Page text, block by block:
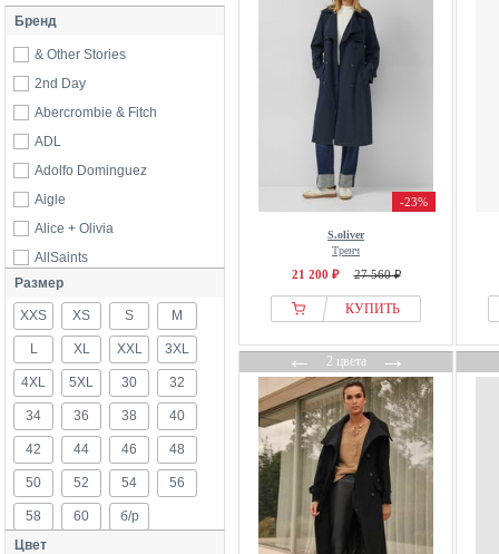
Бренд
& Other Stories
2nd Day
Abercrombie & Fitch
ADL
Adolfo Dominguez
Aigle
Alice + Olivia
AllSaints
Alma En Pena
America Today
ANINE BING
Anna Field
Another Cotton Lab
Apple Of Eden
ARKET
B.Young
Balmohk
Barbour
Размер
XXS XS S M
L XL XXL 3XL
4XL 5XL 30 32
34 36 38 40
42 44 46 48
50 52 54 56
58 60
б/р
Цвет
-23%
S.oliver
Тренч
21 200 ₽ 27 560 ₽
КУПИТЬ
←2 цвета→